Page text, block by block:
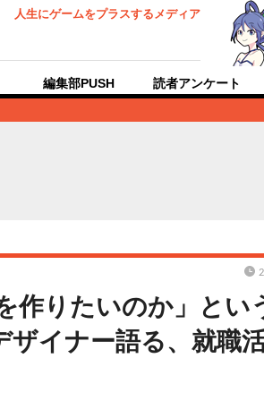
人生にゲームをプラスするメディア
編集部PUSH 読者アンケート
作りたいのか」とい
イナー語る、就職